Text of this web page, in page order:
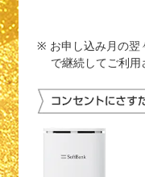
※ お申し込み月の翌
で継続してご利用